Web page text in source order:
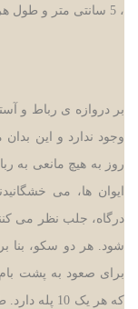
، 5 سانتی متر و طول هر یک از اضلاع آن 23 سانتیمتر است.
بر دروازه ی رباط و
وجود ندارد و این
روز به هیچ مانعی به
ایوان ها، می
درگاه، جلب نظر می کنند
شود. هر دو سکو، بنا
برای صعود به پشت